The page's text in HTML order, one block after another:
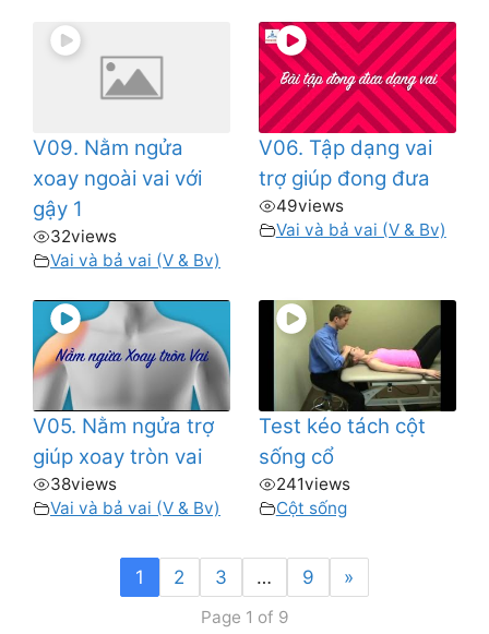
V09. Nằm ngửa
xoay ngoài vai với
gậy 1
32views
Vai và bả vai (V & Bv)
V06. Tập dạng vai
trợ giúp đong đưa
49views
Vai và bả vai (V & Bv)
V05. Nằm ngửa trợ
giúp xoay tròn vai
38views
Vai và bả vai (V & Bv)
Test kéo tách cột
sống cổ
241views
Cột sống
1 2 3 … 9 »
Page 1 of 9